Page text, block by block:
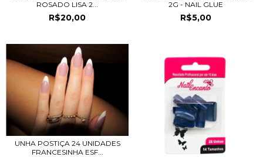
ROSADO LISA 2...
R$20,00
2G - NAIL GLUE
R$5,00
UNHA POSTIÇA 24 UNIDADES
FRANCESINHA ESF...